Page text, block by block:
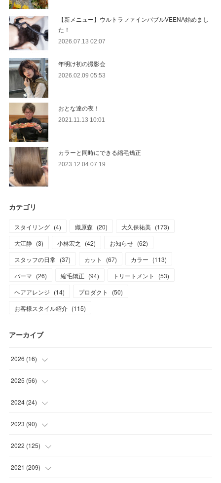
【新メニュー】ウルトラファインバブルVEENA始めまし
た！
2026.07.13 02:07
年明け初の撮影会
2026.02.09 05:53
おとな達の夜！
2021.11.13 10:01
カラーと同時にできる縮毛矯正
2023.12.04 07:19
カテゴリ
スタイリング (4) 織原森 (20) 大久保祐美 (173)
大江静 (3) 小林宏之 (42) お知らせ (62)
スタッフの日常 (37) カット (67) カラー (113)
パーマ (26) 縮毛矯正 (94) トリートメント (53)
ヘアアレンジ (14) プロダクト (50)
お客様スタイル紹介 (115)
アーカイブ
2026 (16)
(1
(1
(7
(7)
2025 (56)
(5
(11 )
(17
(15
2024 (24)
(1
(1)
(2)
2023 (90)
(12
(17
2022 (125)
(8)
2021 (209)